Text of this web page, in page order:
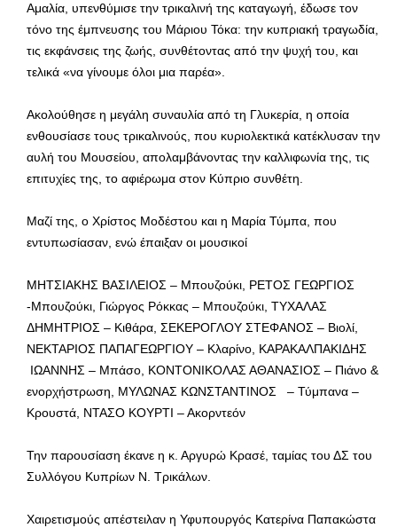
Αμαλία, υπενθύμισε την τρικαλινή της καταγωγή, έδωσε τον
τόνο της έμπνευσης του Μάριου Τόκα: την κυπριακή τραγωδία,
τις εκφάνσεις της ζωής, συνθέτοντας από την ψυχή του, και
τελικά «να γίνουμε όλοι μια παρέα».
Ακολούθησε η μεγάλη συναυλία από τη Γλυκερία, η οποία
ενθουσίασε τους τρικαλινούς, που κυριολεκτικά κατέκλυσαν την
αυλή του Μουσείου, απολαμβάνοντας την καλλιφωνία της, τις
επιτυχίες της, το αφιέρωμα στον Κύπριο συνθέτη.
Μαζί της, ο Χρίστος Μοδέστου και η Μαρία Τύμπα, που
εντυπωσίασαν, ενώ έπαιξαν οι μουσικοί
ΜΗΤΣΙΑΚΗΣ ΒΑΣΙΛΕΙΟΣ – Μπουζούκι, ΡΕΤΟΣ ΓΕΩΡΓΙΟΣ
-Μπουζούκι, Γιώργος Ρόκκας – Μπουζούκι, ΤΥΧΑΛΑΣ
ΔΗΜΗΤΡΙΟΣ – Κιθάρα, ΣΕΚΕΡΟΓΛΟΥ ΣΤΕΦΑΝΟΣ – Βιολί,
ΝΕΚΤΑΡΙΟΣ ΠΑΠΑΓΕΩΡΓΙΟΥ – Κλαρίνο, ΚΑΡΑΚΑΛΠΑΚΙΔΗΣ
ΙΩΑΝΝΗΣ – Μπάσο, ΚΟΝΤΟΝΙΚΟΛΑΣ ΑΘΑΝΑΣΙΟΣ – Πιάνο &
ενορχήστρωση, ΜΥΛΩΝΑΣ ΚΩΝΣΤΑΝΤΙΝΟΣ – Τύμπανα –
Κρουστά, ΝΤΑΣΟ ΚΟΥΡΤΙ – Ακορντεόν
Την παρουσίαση έκανε η κ. Αργυρώ Κρασέ, ταμίας του ΔΣ του
Συλλόγου Κυπρίων Ν. Τρικάλων.
Χαιρετισμούς απέστειλαν η Υφυπουργός Κατερίνα Παπακώστα